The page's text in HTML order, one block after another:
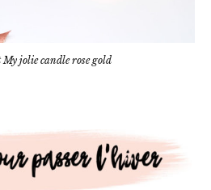
jolie candle rose gold